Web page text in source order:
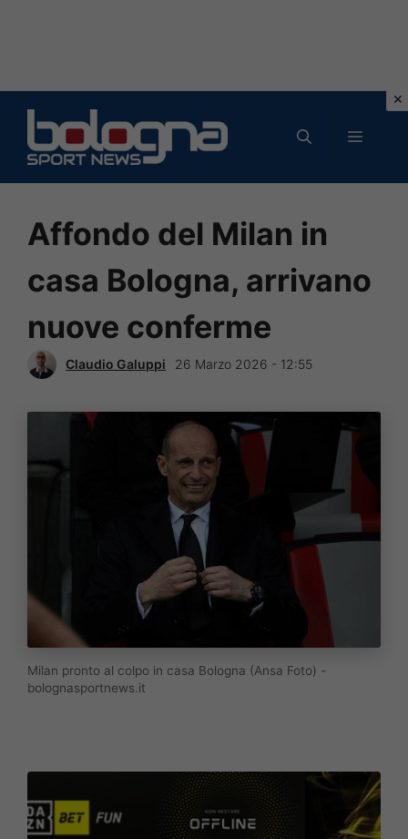
contenuto
MENU
Affondo del Milan in
casa Bologna, arrivano
nuove conferme
Claudio Galuppi 26 Marzo 2026 - 12:55
Milan pronto al colpo in casa Bologna (Ansa Foto) -
bolognasportnews.it